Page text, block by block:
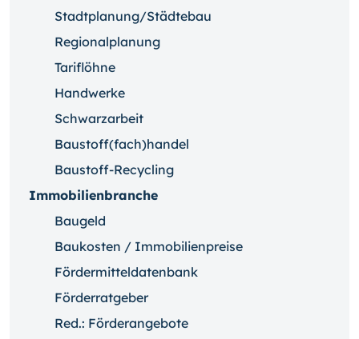
Stadtplanung/Städtebau
Regionalplanung
Tariflöhne
Handwerke
Schwarzarbeit
Baustoff(fach)handel
Baustoff-Recycling
Immobilienbranche
Baugeld
Baukosten / Immobilienpreise
Fördermitteldatenbank
Förderratgeber
Red.: Förderangebote